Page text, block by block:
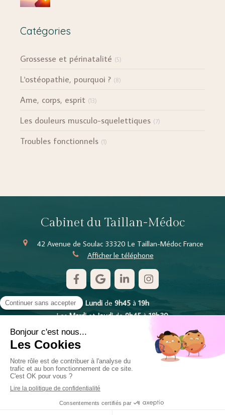
Catégories
Grossesse et périnatalité (5)
L'ostéopathie, pourquoi ? (8)
Ame, corps, esprit (13)
Les douleurs musculo-squelettiques (7)
Troubles fonctionnels (1)
Cabinet du Taillan-Médoc
42 Avenue de Soulac 33320 Le Taillan-Médoc France
Afficher le téléphone
Le Lundi de 9h45 à 19h
LesMardietJeudide9h45à18h30
Le Vendredi 12h30
Plan du site
©2018 Cabinet d'Ostéopathe Taillan-Médoc